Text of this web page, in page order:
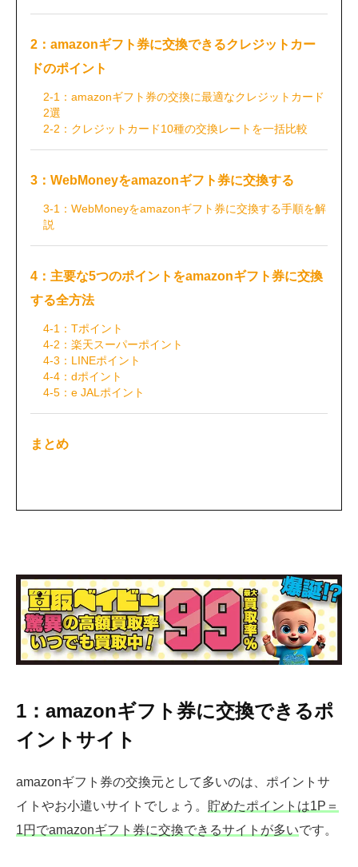
2：amazonギフト券に交換できるクレジットカー
ドのポイント
2-1：amazonギフト券の交換に最適なクレジットカード
2選
2-2：クレジットカード10種の交換レートを一括比較
3：WebMoneyをamazonギフト券に交換する
3-1：WebMoneyをamazonギフト券に交換する手順を解
説
4：主要な5つのポイントをamazonギフト券に交換
する全方法
4-1：Tポイント
4-2：楽天スーパーポイント
4-3：LINEポイント
4-4：dポイント
4-5：e JALポイント
まとめ
1：amazonギフト券に交換できるポ
イントサイト
amazonギフト券の交換元として多いのは、ポイントサ
イトやお小遣いサイトでしょう。 貯めたポイントは1P＝
1円でamazonギフト券に交換できるサイトが多いです。